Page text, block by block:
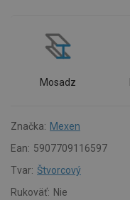
Mosadz
Značka: Mexen
Ean: 5907709116597
Tvar: Štvorcový
Rukoväť: Nie